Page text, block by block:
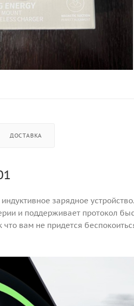
ДОСТАВКА
зарядное
и поддерживает протокол
вам не придется